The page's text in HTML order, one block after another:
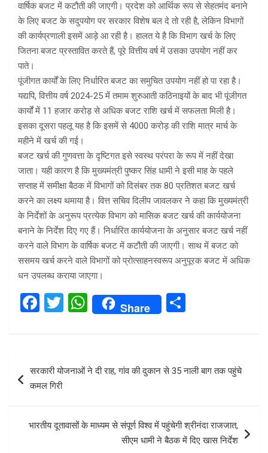
वार्षिक बजट में कटौती की जाएगी। प्रदेश को आर्थिक रूप से सेहतमंद बनाने
के लिए बजट के सदुपयोग पर सरकार विशेष बल दे तो रही है, लेकिन विभागों
की कार्यप्रणाली इसमें आड़े आ रही है। हालत ये है कि विभाग खर्च के लिए
जितना बजट प्रस्तावित करते हैं, पूरे वित्तीय वर्ष में उसका उपयोग नहीं कर
पाते।
पूंजीगत कार्यों के लिए निर्धारित बजट का समुचित उपयोग नहीं हो पा रहा है।
यद्यपि, वित्तीय वर्ष 2024-25 में तमाम शुरुआती कठिनाइयों के बाद भी पूंजीगत
कार्यों में 11 हजार करोड़ से अधिक बजट राशि खर्च में सफलता मिली है।
इसका दूसरा पहलू यह है कि इसमें से 4000 करोड़ की राशि मात्र मार्च के
महीने में खर्च की गई।
बजट खर्च की गुणवत्ता के दृष्टिगत इसे स्वस्थ परंपरा के रूप में नहीं देखा
जाता। यही कारण है कि मुख्यमंत्री पुष्कर सिंह धामी ने इसी माह के पहले
सप्ताह में समीक्षा बैठक में विभागों को दिसंबर तक 80 प्रतिशत बजट खर्च
करने का लक्ष्य थमाया है। वित्त सचिव दिलीप जावलकर ने कहा कि मुख्यमंत्री
के निर्देशों के अनुरूप प्रत्येक विभाग को मासिक बजट खर्च की कार्ययोजना
बनाने के निर्देश दिए गए हैं। निर्धारित कार्ययोजना के अनुसार बजट खर्च नहीं
करने वाले विभाग के वार्षिक बजट में कटौती की जाएगी। साथ में बजट को
ससमय खर्च करने वाले विभागों को प्रोत्साहनस्वरूप अनुपूरक बजट में अधिक
धन उपलब्ध कराया जाएगा।
F
ce
o
k
T
tt
W
h
at
s
A
p
Share
ar
navigation
सरकारी योजनाओं ने दी राह, गांव की दुकान से 35 नाली बाग तक पहुंचे
कमल गिरी
भारतीय दूतावासों के माध्यम से संपूर्ण विश्व में पहुंचेगी श्रीनंदा राजजात,
सीएम धामी ने बैठक में दिए खास निर्देश